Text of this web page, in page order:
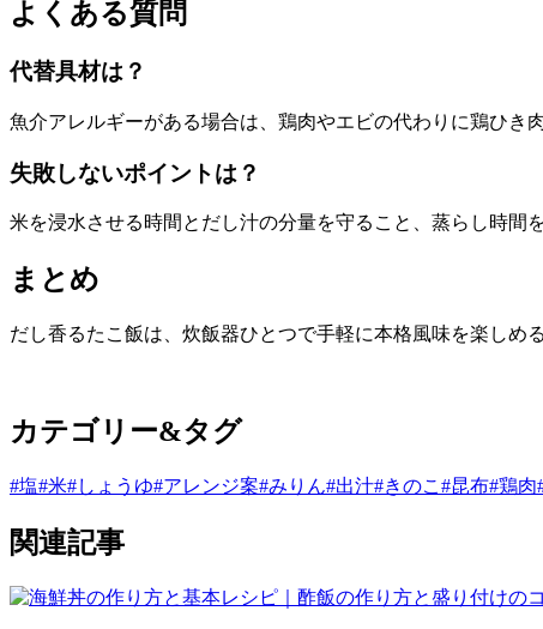
よくある質問
代替具材は？
魚介アレルギーがある場合は、鶏肉やエビの代わりに鶏ひき
失敗しないポイントは？
米を浸水させる時間とだし汁の分量を守ること、蒸らし時間
まとめ
だし香るたこ飯は、炊飯器ひとつで手軽に本格風味を楽しめ
カテゴリー&タグ
#塩#米#しょうゆ#アレンジ案#みりん#出汁#きのこ #昆布#鶏肉
関連記事